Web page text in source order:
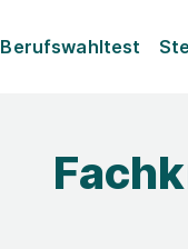
Berufswahltest